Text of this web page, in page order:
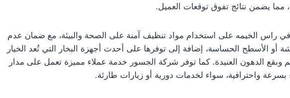
مما يضمن نتائج تفوق توقعات العميل.
الخيمه على استخدام مواد تنظيف آمنة على الصحة والبيئة، مع ضمان عدم
أو الأسطح الحساسة، إضافة إلى توفرها على أحدث أجهزة البخار التي تُعد الخيار
وبقع الدهون العنيدة. كما توفر شركة الجسور خدمة عملاء مميزة تعمل على مدار
بسرعة واحترافية، سواء لخدمات دورية أو زيارات طارئة.